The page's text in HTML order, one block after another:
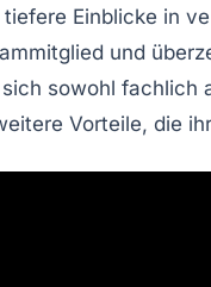
Einblicke in
und
sowohl
Vorteile, die